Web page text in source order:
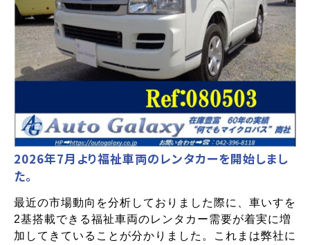
2026年7月より福祉車両のレンタカーを開始しまし
た。
最近の市場動向を分析しておりました際に、車いすを
2基搭載できる福祉車両のレンタカー需要が着実に増
加してきていることが分かりました。これまは弊社に